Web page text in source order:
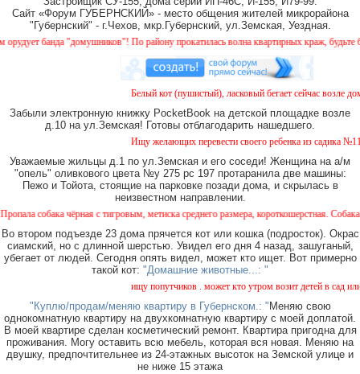
Сайт «Форум ГУБЕРНСКИЙ» - место общения жителей микрорайона
"Губернский" - г.Чехов, мкр.Губернский, ул.Земская, Уездная.
"домушников"! По району прокатилась волна квартирных краж, будьте
Белый кот (пушистый), ласковый бегает сейчас возле
Забыли электронную книжку PocketBook на детской площадке возле
д.10 на ул.Земская! Готовы отблагодарить нашедшего.
Ищу желающих перевести своего ребенка из садика №11
Уважаемые жильцы д.1 по ул.Земская и его соседи! Женщина на а/м
"опель" оливкового цвета №у 275 рс 197 протаранила две машины:
Пежо и Тойота, стоящие на парковке позади дома, и скрылась в
неизвестном направлении.
чёрная с тигровым, метиска среднего размера, короткошерстная. Собака
Во втором подъезде 23 дома прячется кот или кошка (подросток). Окрас
сиамский, но с длинной шерстью. Увидел его дня 4 назад, зашуганый,
убегает от людей. Сегодня опять видел, может кто ищет. Вот примерно
такой кот: "Домашние животные...: "
ищу попутчиков . может кто утром возит детей в сад или
"Куплю/продам/меняю квартиру в Губернском.: " Меняю свою
однокомнатную квартиру на двухкомнатную квартиру с моей доплатой.
В моей квартире сделан косметический ремонт. Квартира пригодна для
проживания. Могу оставить всю мебель, которая вся новая. Меняю на
двушку, предпочтительнее из 24-этажных высоток на Земской улице и
не ниже 15 этажа